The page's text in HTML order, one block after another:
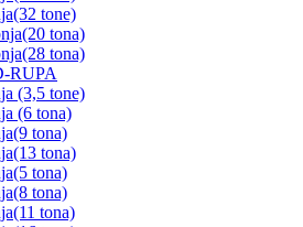
tone)
tona)
tona)
RUPA
(3,5 tone)
(6 tona)
tona)
tona)
tona)
tona)
tona)